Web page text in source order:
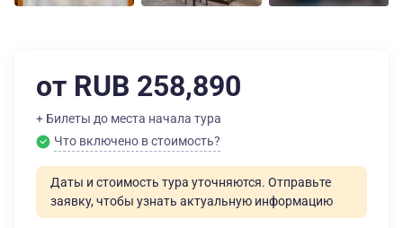
от RUB 258,890
+ Билеты до места начала тура
Что включено в стоимость?
Даты и стоимость тура уточняются. Отправьте
заявку, чтобы узнать актуальную информацию